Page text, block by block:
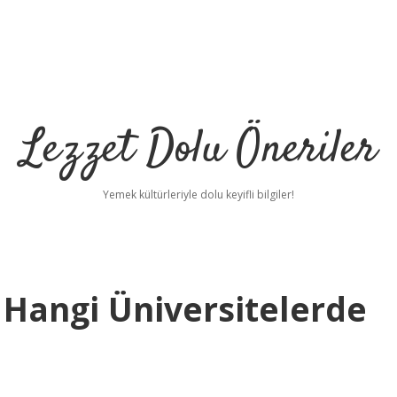
Lezzet Dolu Öneriler
Yemek kültürleriyle dolu keyifli bilgiler!
Üniversitelerde